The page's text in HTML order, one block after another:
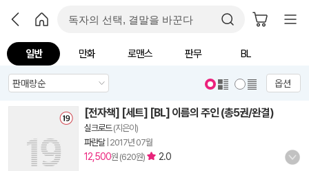
일반 만화 로맨스 판무 BL
옵션
[전자책] [세트] [BL] 이름의 주인 (총5권/완결)
실크로드(지은이)
파란달| 2017년 07월
12,500원 (620원) 2.0